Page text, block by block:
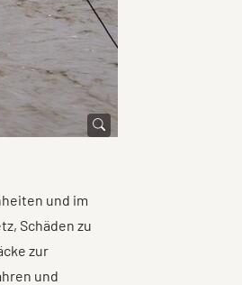
und im
Schäden zu
zur
und